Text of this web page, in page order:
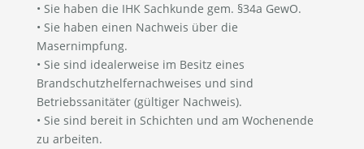
• Sie haben die IHK Sachkunde gem. §34a GewO.
• Sie haben einen Nachweis über die
Masernimpfung.
• Sie sind idealerweise im Besitz eines
Brandschutzhelfernachweises und sind
Betriebssanitäter (gültiger Nachweis).
• Sie sind bereit in Schichten und am Wochenende
zu arbeiten.